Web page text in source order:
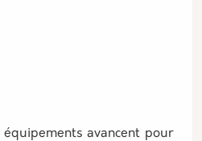
équipements avancent pour